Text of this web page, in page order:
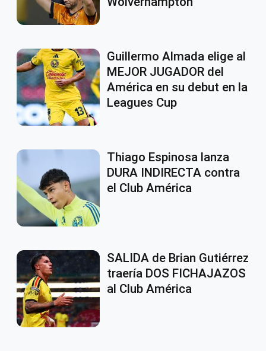
Guillermo Almada elige al
MEJOR JUGADOR del
América en su debut en la
Leagues Cup
Thiago Espinosa lanza
DURA INDIRECTA contra
el Club América
SALIDA de Brian Gutiérrez
traería DOS FICHAJAZOS
al Club América